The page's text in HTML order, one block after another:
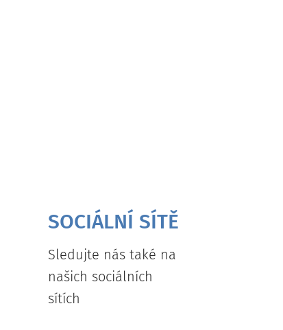
SOCIÁLNÍ SÍTĚ
Sledujte nás také na
našich sociálních
sítích